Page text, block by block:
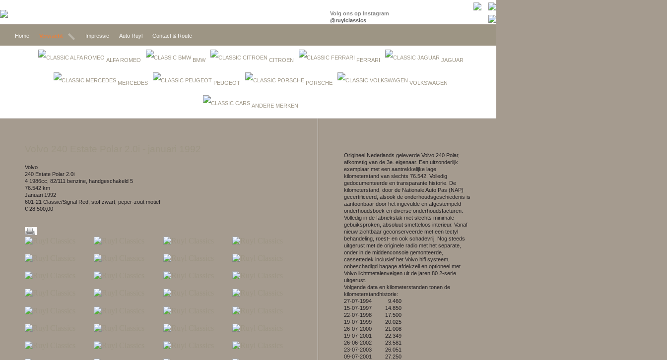
Volg ons op Instagram
@ruylclassics
Home Verwacht Impressie Auto Ruyl Contact & Route
ALFA ROMEO BMW CITROEN FERRARI JAGUAR
MERCEDES PEUGEOT PORSCHE VOLKSWAGEN
ANDERE MERKEN
Volvo
240 Estate Polar 2.0i
4 1986cc, 82/111 benzine, handgeschakeld 5
76.542 km
januari 1992
601-21 Classic/Signal Red, stof zwart, peper-zout motief
€ 28.500,00
Origineel Nederlands geleverde Volvo 240 Polar,
afkomstig van de 3e. eigenaar. Een uitzonderlijk
exemplaar met een aantrekkelijke lage
kilometerstand van slechts 76.542. Volledig
gedocumenteerde en transparante historie. De
kilometerstand, door de Nationale Auto Pas (NAP)
gecertificeerd, alsook de onderhoudsgeschiedenis is
aantoonbaar door het ingevulde en afgestempeld
onderhoudsboek en diverse onderhoudsfacturen.
Volledig in de fabriekslak met slechts minimale
gebuiksproken, absoluut smetteloos interieur. Vanaf
nieuw zichtbaar geconserveerde met een tectyl
behandeling, roest- en ook schadevrij. Nog steeds
uitgerust met de originele radio met het separate,
onder in de middenconsole gemonteerde,
cassettedek inclusief het Volvo hifi systeem,
onbeschadigd bagage afdekzeil en optioneel met
Volvo lichtmetalenvelgen uit de jaren 80 2-serie
uitgerust.
Volgende data en kilometerstanden tonen de
kilometerstandhistorie:
27-07-1994 9.460
15-07-1997 14.850
22-07-1998 17.500
19-07-1999 20.025
26-07-2000 21.008
19-07-2001 22.349
26-06-2002 23.581
23-07-2003 26.051
09-07-2001 27.250